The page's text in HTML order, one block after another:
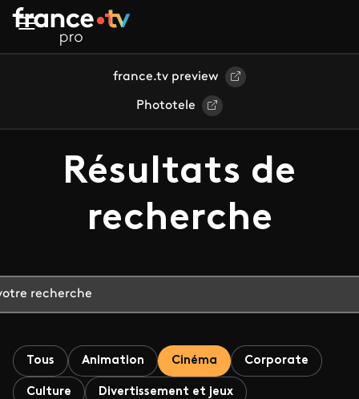
Aller au contenu principal
france.tv preview
Phototele
Résultats de
recherche
Tous Animation Cinéma Corporate
Culture Divertissement et jeux